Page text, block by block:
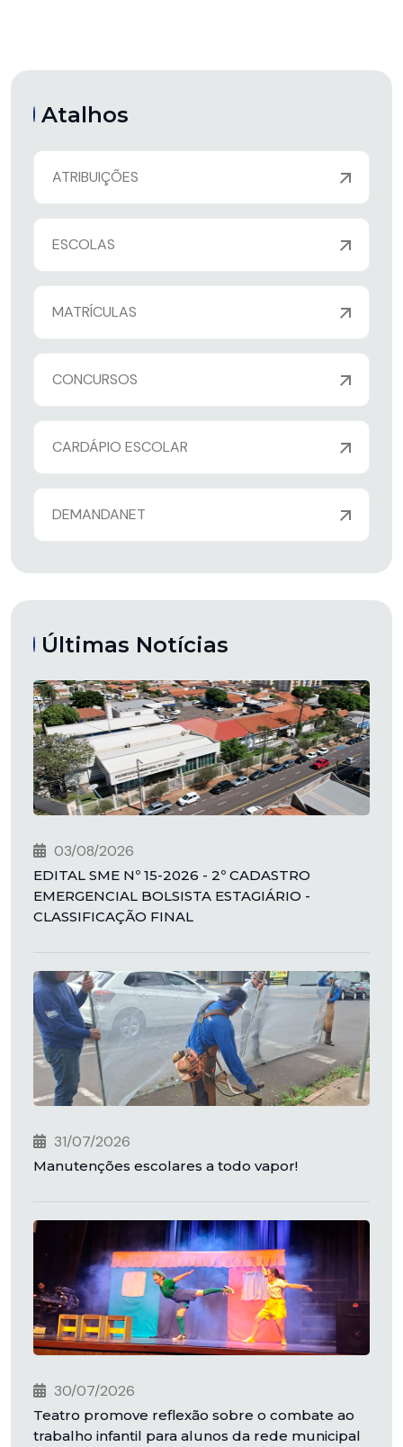
Atalhos
ATRIBUIÇÕES
ESCOLAS
MATRÍCULAS
CONCURSOS
CARDÁPIO ESCOLAR
DEMANDANET
Últimas Notícias
03/08/2026
EDITAL SME Nº 15-2026 - 2º CADASTRO
EMERGENCIAL BOLSISTA ESTAGIÁRIO -
CLASSIFICAÇÃO FINAL
31/07/2026
Manutenções escolares a todo vapor!
30/07/2026
Teatro promove reflexão sobre o combate ao
trabalho infantil para alunos da rede municipal